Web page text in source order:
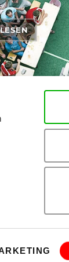
Tickets,
MITGLIEDER-